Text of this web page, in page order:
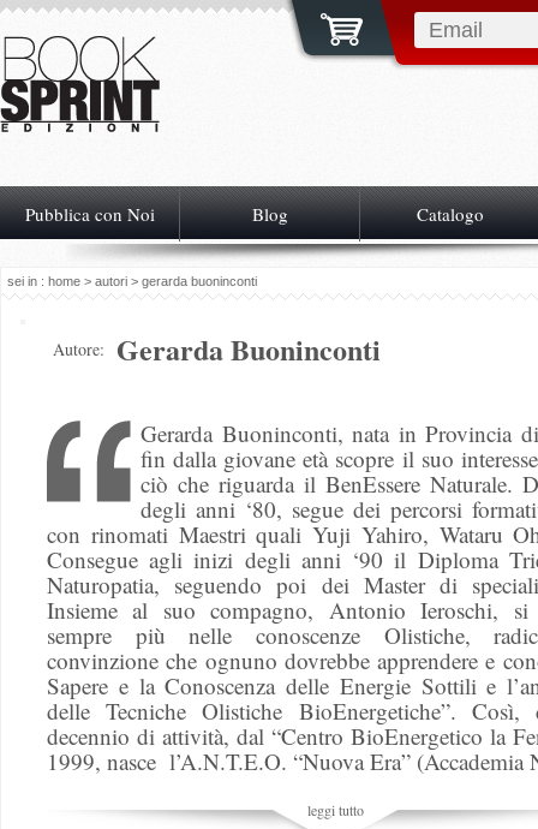
Pubblica con Noi Blog Catalogo
sei in : home > autori > gerarda buoninconti
Autore: Gerarda Buoninconti
Gerarda Buoninconti, nata in Provincia
fin dalla giovane età scopre il suo
ciò che riguarda il BenEssere Naturale.
degli anni ‘80, segue dei percorsi
con rinomati Maestri quali Yuji Yahiro, Wataru
Consegue agli inizi degli anni ‘90 il Diploma
Naturopatia, seguendo poi dei Master di
Insieme al suo compagno, Antonio Ieroschi, si
sempre più nelle conoscenze Olistiche,
convinzione che ognuno dovrebbe apprendere e
Sapere e la Conoscenza delle Energie Sottili e
delle Tecniche Olistiche BioEnergetiche”.
decennio di attività, dal “Centro BioEnergetico la
1999, nasce l’A.N.T.E.O. “Nuova Era” (Accademia
leggi tutto